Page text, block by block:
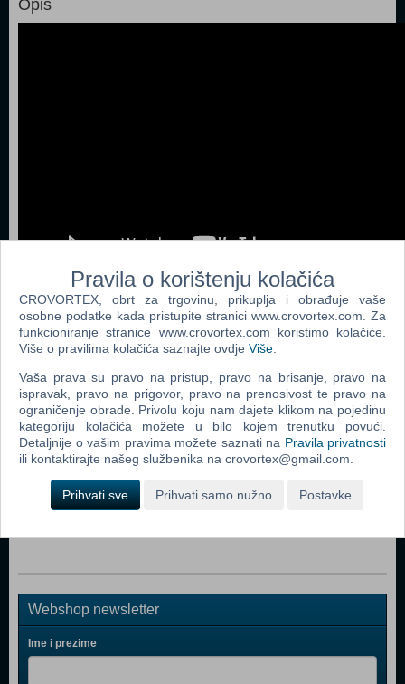
Opis
Popularno
Bop It Micro
Boon - Pipes (B11088)
Easy Braids (06455) (N)
Bop It 2016
Boon - Frog Pod (B10087)
Webshop newsletter
Ime i prezime
Pravila o korištenju kolačića
CROVORTEX, obrt za trgovinu, prikuplja i obrađuje vaše
osobne podatke kada pristupite stranici www.crovortex.com. Za
funkcioniranje stranice www.crovortex.com koristimo kolačiće.
Više o pravilima kolačića saznajte ovdje Više
Vaša prava su pravo na pristup, pravo na brisanje, pravo na
ispravak, pravo na prigovor, pravo na prenosivost te pravo na
ograničenje obrade. Privolu koju nam dajete klikom na pojedinu
kategoriju kolačića možete u bilo kojem trenutku povući.
Detaljnije o vašim pravima možete saznati na Pravila privatnosti
ili kontaktirajte našeg službenika na crovortex@gmail.com.
Prihvati sve Prihvati samo nužno Postavke